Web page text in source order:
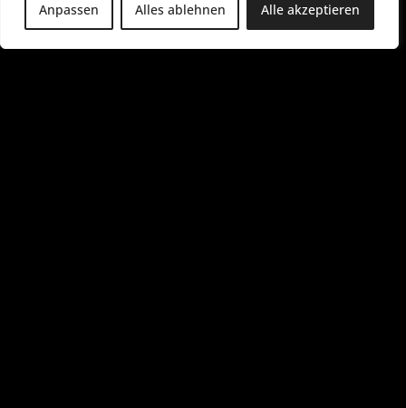
Anpassen Alles ablehnen Alle akzeptieren